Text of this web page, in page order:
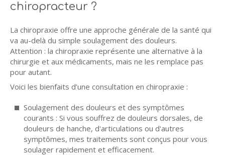
chiropracteur ?
La chiropraxie offre une approche générale de la santé qui
va au-delà du simple soulagement des douleurs.
Attention : la chiropraxie représente une alternative à la
chirurgie et aux médicaments, mais ne les remplace pas
pour autant.
Voici les bienfaits d’une consultation en chiropraxie :
Soulagement des douleurs et des symptômes
courants : Si vous souffrez de douleurs dorsales, de
douleurs de hanche, d'articulations ou d'autres
symptômes, mes traitements sont conçus pour vous
soulager rapidement et efficacement.